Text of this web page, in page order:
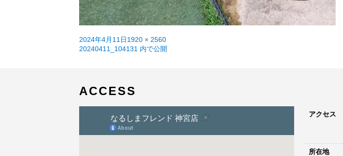
投
稿
2024年4月11日フ
ル
1920 × 2560
投
ゲ
ー
20240411_104131 内で公開
ACCESS
アクセス
所在地